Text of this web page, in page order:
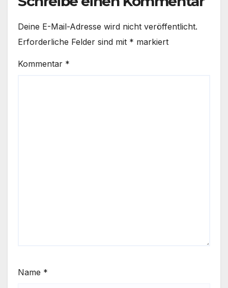
Deine E-Mail-Adresse wird nicht veröffentlicht.
Erforderliche Felder sind mit * markiert
Kommentar *
Name *